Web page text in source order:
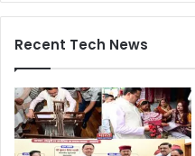
Recent Tech News